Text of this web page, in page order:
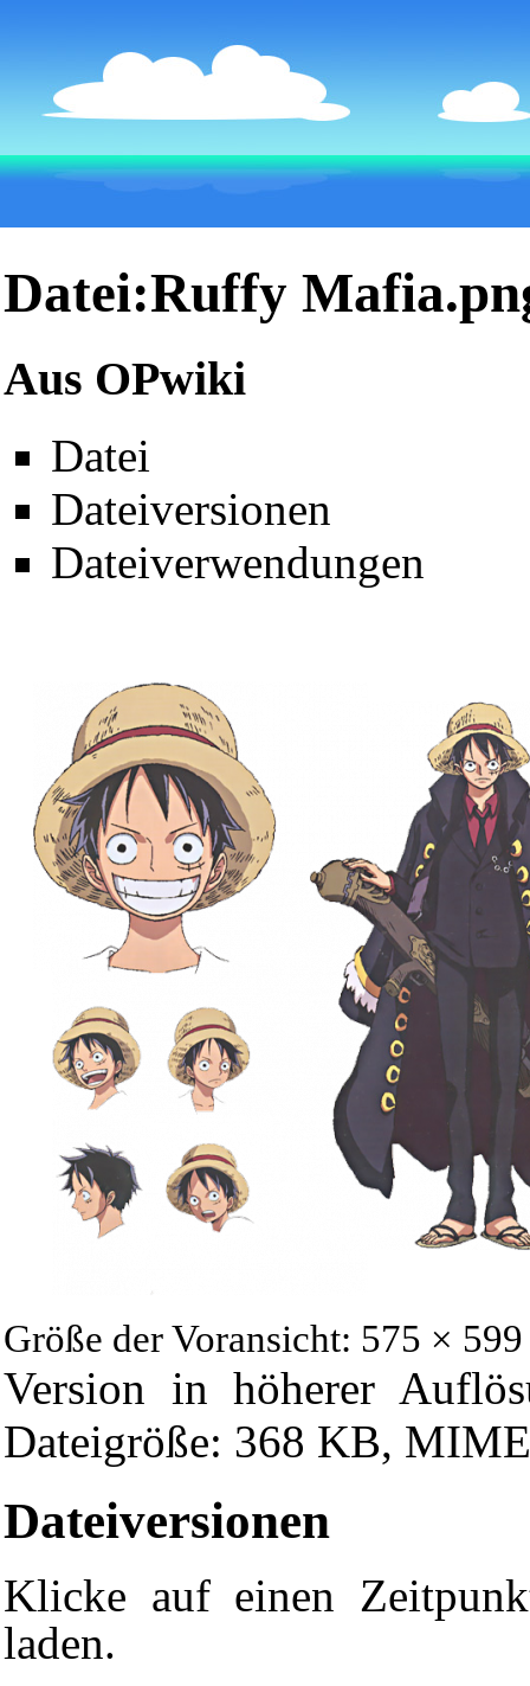
Datei:Ruffy
Aus OPwiki
Datei
Dateiversionen
Dateiverwendungen
Größe der Voransicht: 575 ×
Version in höherer
Dateigröße: 368 KB,
Dateiversionen
Klicke auf einen
laden.